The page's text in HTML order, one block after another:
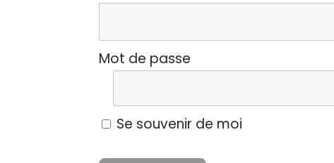
Mot de passe
Se souvenir de moi